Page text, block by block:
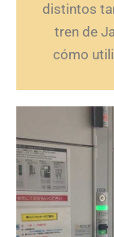
distintos
tren de
cómo